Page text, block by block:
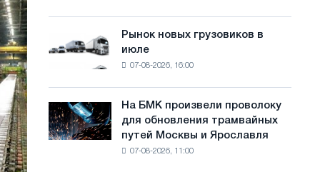
й
МВт
целей
обезуглероживания
Рынок
новых
грузовиков
Рынок новых грузовиков в
июле
07-08-2026, 16:00
На
БМК
произвели
На БМК произвели проволоку
для обновления трамвайных
путей Москвы и Ярославля
07-08-2026, 11:00